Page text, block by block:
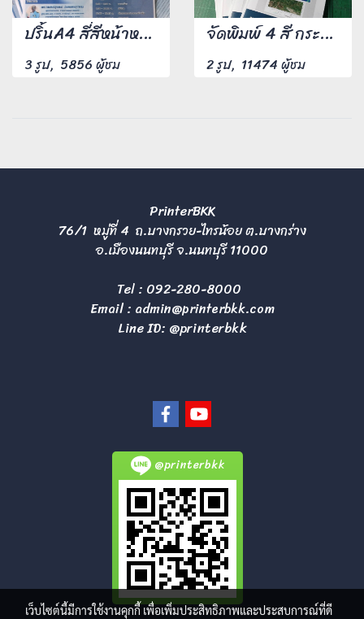
ปริ้นA4 สี่สีหน้าหลัง 100 แผ่น
3 รูป, 5856 ผู้ชม
จัดพิมพ์ 4 สี กระดาษอาร์ตมัน 105 แกรม ปก 230 แกรม มันเข้าเล่มไสกาว
2 รูป, 11474 ผู้ชม
PrinterBKK
76/1 หมู่ที่ 4 ถ.บางกรวย-ไทรน้อย ต.บางกร่าง
อ.เมืองนนทบุรี จ.นนทบุรี 11000
Tel : 092-280-8000
Email : admin@printerbkk.com
Line ID: @printerbkk
@printerbkk
เว็บไซต์นี้มีการใช้งานคุกกี้ เพื่อเพิ่มประสิทธิภาพและประสบการณ์ที่ดี